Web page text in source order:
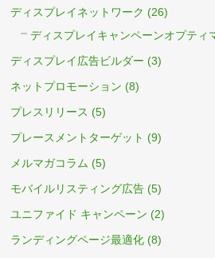
ディスプレイネットワーク (26)
ディスプレイキャンペーンオプティ
ディスプレイ広告ビルダー (3)
ネットプロモーション (8)
プレスリリース (5)
プレースメントターゲット (9)
メルマガコラム (5)
モバイルリスティング広告 (5)
ユニファイド キャンペーン (2)
ランディングページ最適化 (8)